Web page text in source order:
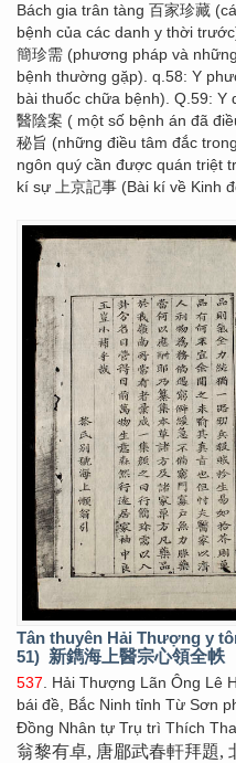
Bách gia trân tàng 百家珍藏
bệnh của các danh y thời
簡珍需 (phương pháp và
bệnh thường gặp). q.58: Y
bài thuốc chữa bệnh). Q.59: Y
醫陰案 ( một số bệnh án đã
秘旨 (những điều tâm đắc
ngôn quý cần được quán triệt
kí sự 上京記事 (Bài kí về Kinh
Tân thuyên Hải Thượng y
51) 新鐫海上醫宗心領全帙
537 . Hải Thượng Lãn Ông Lê
bái đề, Bắc Ninh tỉnh Từ Sơn
Đồng Nhân tự Trụ trì Thích
翁黎有卓, 唐郿武春軒拜題,